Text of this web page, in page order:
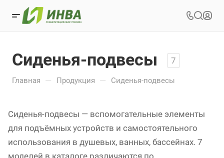
Сиденья-подвесы 7
Главная — Продукция — Сиденья-подвесы
Сиденья-подвесы — вспомогательные элементы
для подъёмных устройств и самостоятельного
использования в душевых, ванных, бассейнах. 7
моделей в каталоге различаются по